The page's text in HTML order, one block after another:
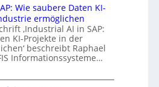
Wie saubere Daten KI-
ermöglichen
‚Industrial AI in SAP:
KI-Projekte in der
beschreibt Raphael
Informationssysteme…